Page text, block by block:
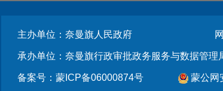
主办单位：奈曼旗人民政府
承办单位：奈曼旗行政审批政务服务与数据管理
备案号：蒙ICP备06000874号 蒙公网